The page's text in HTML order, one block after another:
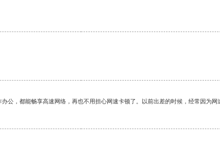
公，都能畅享高速网络，再也不用担心网速卡顿了。以前出差的时候，经常因为